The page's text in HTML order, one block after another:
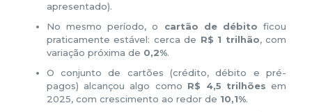
apresentado).
No mesmo período, o cartão de débito ficou
praticamente estável: cerca de R$ 1 trilhão, com
variação próxima de 0,2%.
O conjunto de cartões (crédito, débito e pré-
pagos) alcançou algo como R$ 4,5 trilhões em
2025, com crescimento ao redor de 10,1%.